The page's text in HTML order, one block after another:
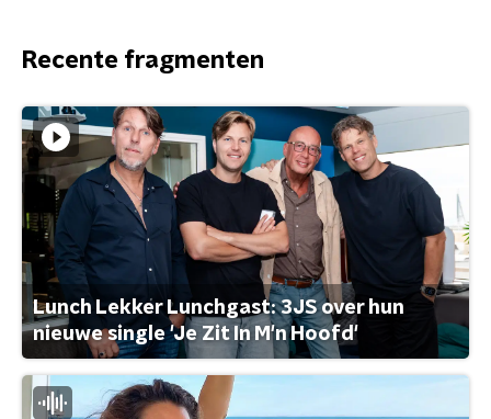
Recente fragmenten
Lunch Lekker Lunchgast: 3JS over hun
nieuwe single 'Je Zit In M'n Hoofd'